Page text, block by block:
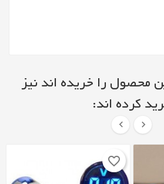
محصول را خریده اند نیز
کرده اند:
 
favorite_border